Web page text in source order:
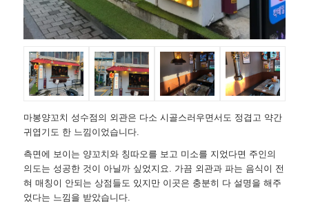
마봉양꼬치 성수점의 외관은 다소 시골스러우면서도 정겹고 약간
귀엽기도 한 느낌이었습니다.
측면에 보이는 양꼬치와 칭따오를 보고 미소를 지었다면 주인의
의도는 성공한 것이 아닐까 싶었지요. 가끔 외관과 파는 음식이 전
혀 매칭이 안되는 상점들도 있지만 이곳은 충분히 다 설명을 해주
었다는 느낌을 받았습니다.